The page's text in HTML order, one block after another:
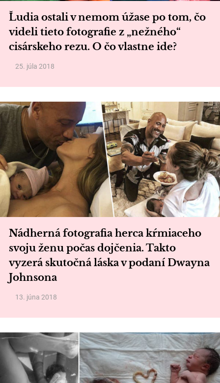
Ľudia ostali v nemom úžase po tom, čo
videli tieto fotografie z „nežného“
cisárskeho rezu. O čo vlastne ide?
25. júla 2018
Nádherná fotografia herca kŕmiaceho
svoju ženu počas dojčenia. Takto
vyzerá skutočná láska v podaní Dwayna
Johnsona
13. júna 2018